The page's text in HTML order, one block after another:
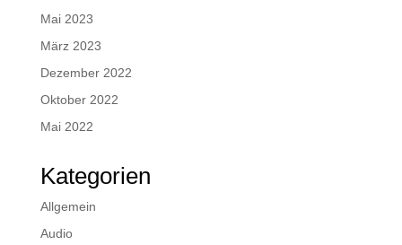
Mai 2023
März 2023
Dezember 2022
Oktober 2022
Mai 2022
Kategorien
Allgemein
Audio